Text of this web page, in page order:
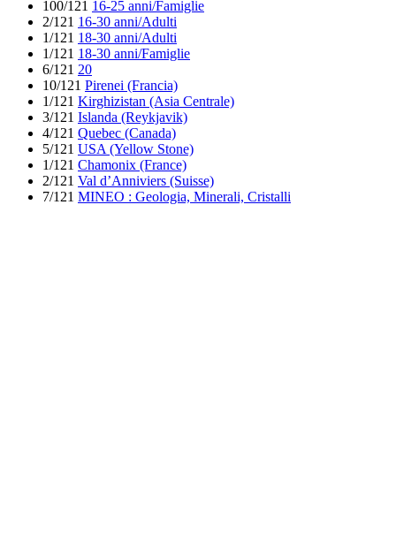
100/121 16-25 anni/Famiglie
2/121 16-30 anni/Adulti
1/121 18-30 anni/Adulti
1/121 18-30 anni/Famiglie
6/121 20
10/121 Pirenei (Francia)
1/121 Kirghizistan (Asia Centrale)
3/121 Islanda (Reykjavik)
4/121 Quebec (Canada)
5/121 USA (Yellow Stone)
1/121 Chamonix (France)
2/121 Val d’Anniviers (Suisse)
7/121 MINEO : Geologia, Minerali, Cristalli